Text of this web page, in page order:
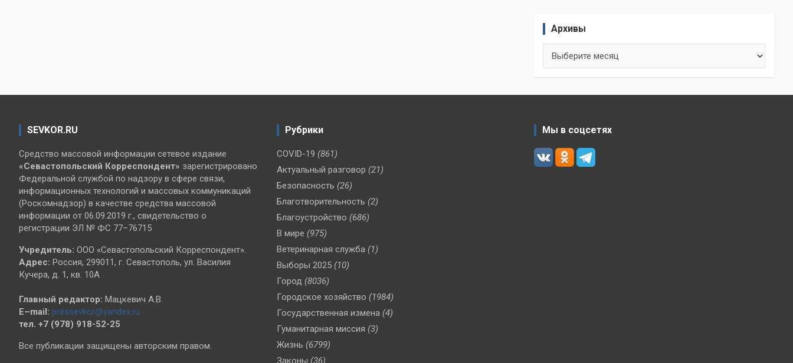
Архивы
SEVKOR.RU
Средство массовой информации сетевое издание
«Севастопольский Корреспондент» зарегистрировано
Федеральной службой по надзору в сфере связи,
информационных технологий и массовых коммуникаций
(Роскомнадзор) в качестве средства массовой
информации от 06.09.2019 г., свидетельство о
регистрации ЭЛ № ФС 77–76715
Учредитель: ООО «Севастопольский Корреспондент».
Адрес: Россия, 299011, г. Севастополь, ул. Василия
Кучера, д. 1, кв. 10А
Главный редактор: Мацкевич А.В.
E–mail: pressevkor@yandex.ru
тел. +7 (978) 918-52-25
Все публикации защищены авторским правом.
Рубрики
COVID-19 (861)
Актуальный разговор (21)
Безопасность (26)
Благотворительность (2)
Благоустройство (686)
В мире (975)
Ветеринарная служба (1)
Выборы 2025 (10)
Город (8036)
Городское хозяйство (1984)
Государственная измена (4)
Гуманитарная миссия (3)
Жизнь (6799)
Законы (36)
Мы в соцсетях